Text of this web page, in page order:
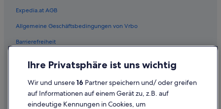
Budget-Mietwagen in Frankreich
Enterprise-Mietwagen in Frankreich
Hertz-Mietwagen in Frankreich
Avis-Mietwagen in Frankreich
Dollar Rent A Car-Mietwagen in Frankreich
National-Mietwagen in Frankreich
Expedia.at AGB
Allgemeine Geschäftsbedingungen von Vrbo
Barrierefreiheit
Rechtliche Hinweise/Kontakt
Ihre Privatsphäre ist uns wichtig
Wir und unsere16 Partner speichern und/ oder greifen
auf Informationen auf einem Gerät zu, z.B. auf
eindeutige Kennungen in Cookies, um